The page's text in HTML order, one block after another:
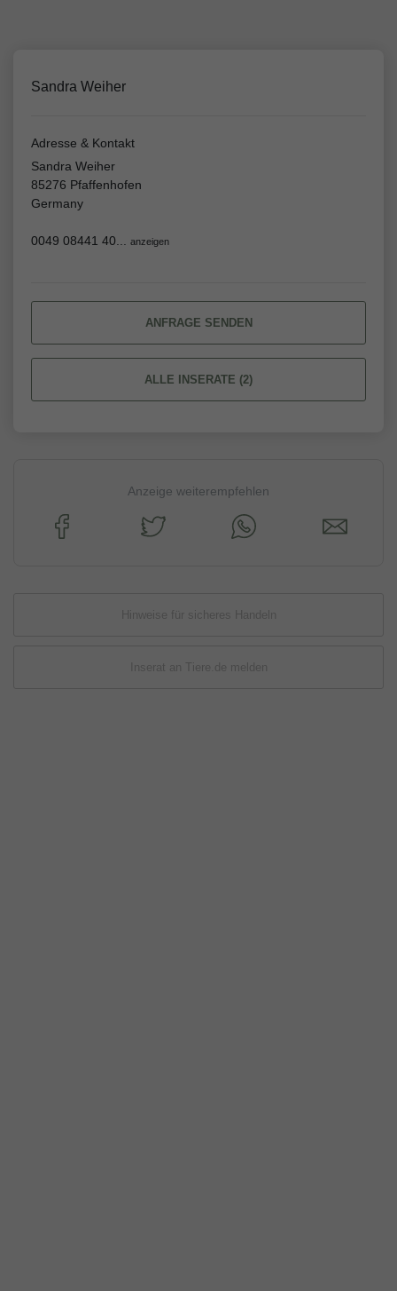
Sandra Weiher
Adresse & Kontakt
Sandra Weiher
85276 Pfaffenhofen
Germany
0049 08441 40... anzeigen
ANFRAGE SENDEN
ALLE INSERATE (2)
Anzeige weiterempfehlen
Hinweise für sicheres Handeln
Inserat an Tiere.de melden